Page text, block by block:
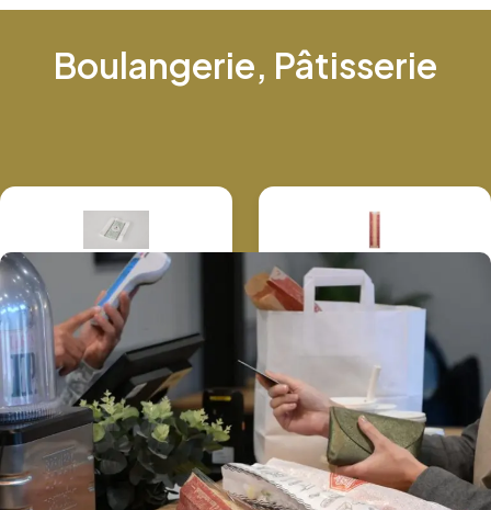
Boulangerie, Pâtisserie
Sac croissant Sac sandwich
Caissette Calypso Muffin Cup